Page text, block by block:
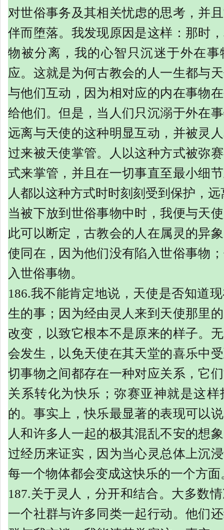
对世俗事务及其相关忧虑的思考，并
伴而堕落。我发现原因是这样：那时
物被分离，我的心智只沉迷于外在事
应。这就是为何古教会的人一生都与
与他们互动，因为相对应的内在事物
给他们。但是，当人们只沉溺于外在
远离与天使的这种明显互动，并被灵
过来被天使掌管。人以这种方式被弥
式来掌管，并且在一切事直至最小细
人都以这种方式时时刻刻受到保护，
当被下放到世俗事物中时，我便与天
此可以断定，古教会的人在属灵的异
使同在，因为他们没有陷入世俗事物
入世俗事物。
186.我不能肯定地说，天使是否知道
生的事；因为经由灵人来到天使那里
改变，以致它根本不是原来的样子。
会发生，以免天使在其天堂的喜乐中
切事物之间都存在一种对应关系，它
关系转化为快乐；弥赛亚神就是这
的。事实上，快乐最显著的表现可以
人和许多人一起的极其混乱不安的想
过经历来证实，因为当心灵总体上沉
每一个物体都会变成这快乐的一个方面
187.关于灵人，分开和结合。大多数
一个社群与许多同类一起行动。他们